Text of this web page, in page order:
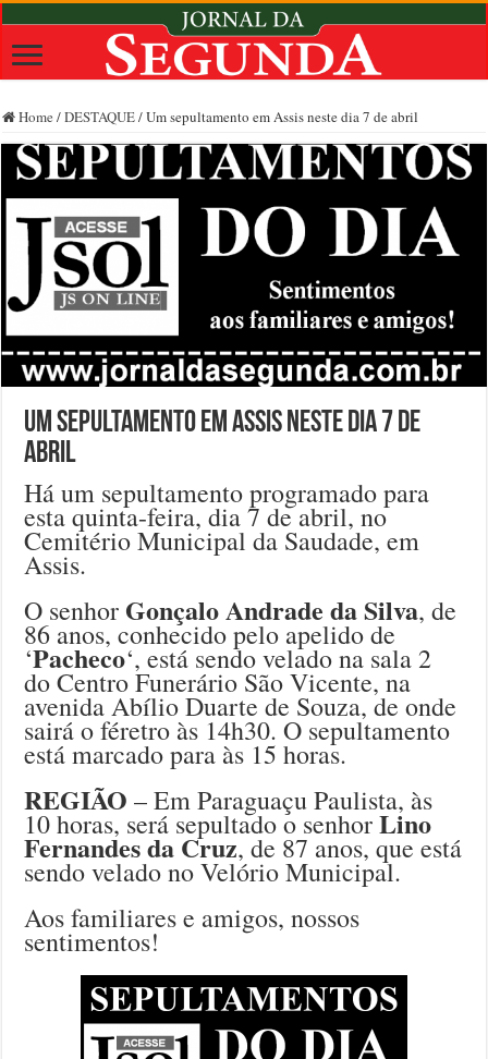
Home /DESTAQUE/Um sepultamento em Assis neste dia 7 de abril
Um sepultamento em Assis neste dia 7 de
abril
Há um sepultamento programado para
esta quinta-feira, dia 7 de abril, no
Cemitério Municipal da Saudade, em
Assis.
O senhor Gonçalo Andrade da Silva, de
86 anos, conhecido pelo apelido de
‘Pacheco‘, está sendo velado na sala 2
do Centro Funerário São Vicente, na
avenida Abílio Duarte de Souza, de onde
sairá o féretro às 14h30. O sepultamento
está marcado para às 15 horas.
REGIÃO – Em Paraguaçu Paulista, às
10 horas, será sepultado o senhorLino
Fernandes da Cruz, de 87 anos, que está
sendo velado no Velório Municipal.
Aos familiares e amigos, nossos
sentimentos!